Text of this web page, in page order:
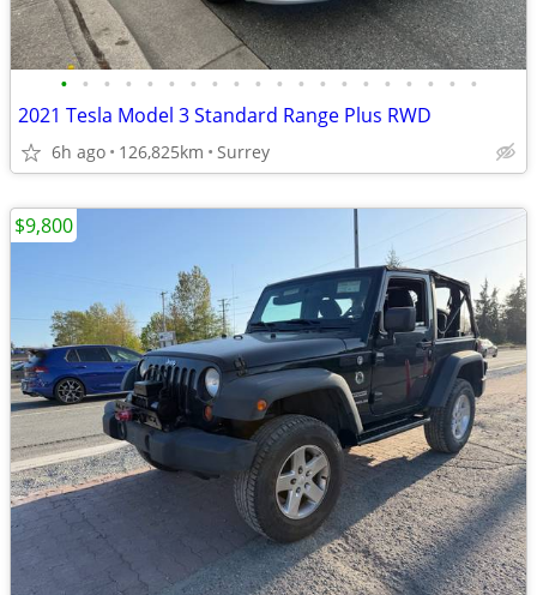
• • • • • • • • • • • • • • • • • • • •
2021 Tesla Model 3 Standard Range Plus RWD
6h ago 126,825km Surrey
$9,800